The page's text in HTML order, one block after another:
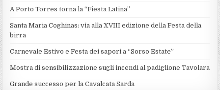
A Porto Torres torna la “Fiesta Latina”
Santa Maria Coghinas: via alla XVIII edizione della Festa della
birra
Carnevale Estivo e Festa dei sapori a “Sorso Estate”
Mostra di sensibilizzazione sugli incendi al padiglione Tavolara
Grande successo per la Cavalcata Sarda